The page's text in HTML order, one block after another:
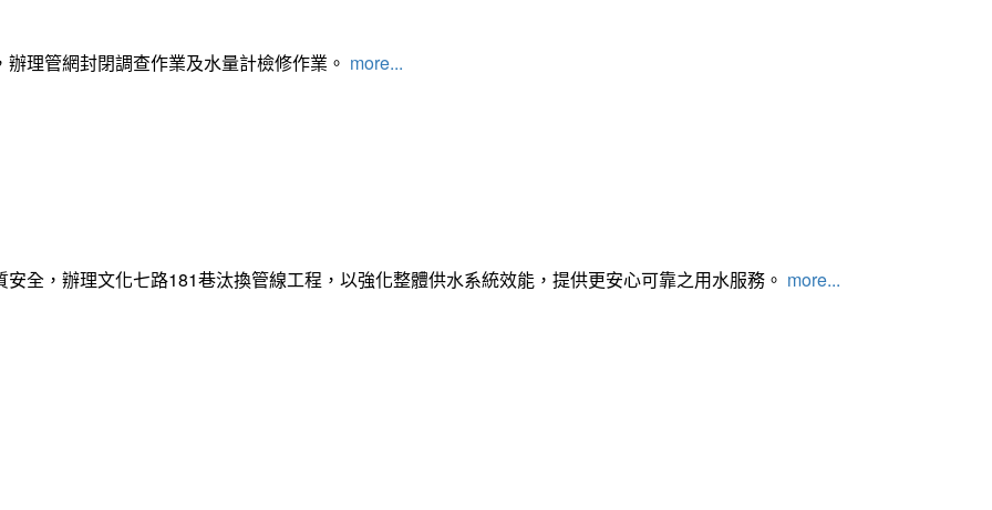
理管網封閉調查作業及水量計檢修作業。 more...
全，辦理文化七路181巷汰換管線工程，以強化整體供水系統效能，提供更安心可靠之用水服務。 more...